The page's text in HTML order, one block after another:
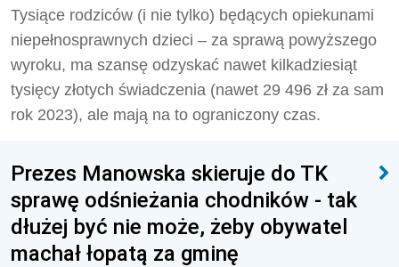
Tysiące rodziców (i nie tylko) będących opiekunami
niepełnosprawnych dzieci – za sprawą powyższego
wyroku, ma szansę odzyskać nawet kilkadziesiąt
tysięcy złotych świadczenia (nawet 29 496 zł za sam
rok 2023), ale mają na to ograniczony czas.
Prezes Manowska skieruje do TK
sprawę odśnieżania chodników - tak
dłużej być nie może, żeby obywatel
machał łopatą za gminę